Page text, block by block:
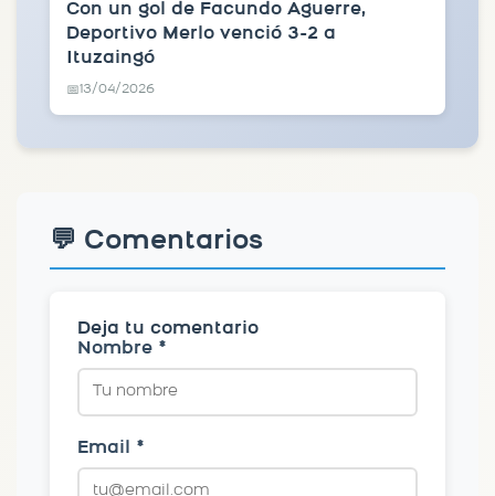
Con un gol de Facundo Aguerre,
Deportivo Merlo venció 3-2 a
Ituzaingó
📅13/04/2026
💬 Comentarios
Deja tu comentario
Nombre *
Email *